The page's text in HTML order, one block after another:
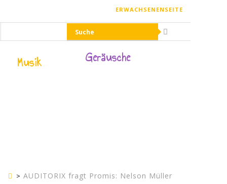
ERWACHSENENSEITE
Musik Geräusche
KinderseiteAUDITORIX fragt Promis: Nelson Müller